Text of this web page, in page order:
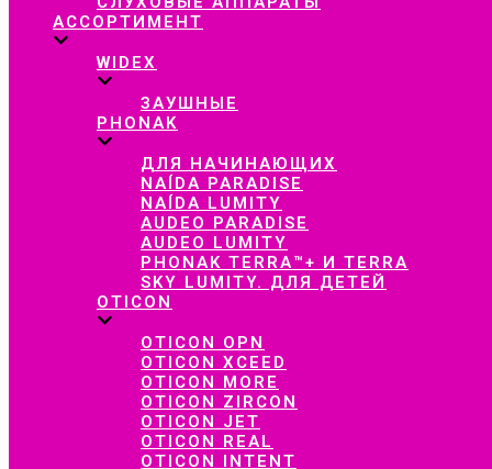
АССОРТИМЕНТ
WIDEX
ЗАУШНЫЕ
PHONAK
ДЛЯ НАЧИНАЮЩИХ
NAÍDA PARADISE
NAÍDA LUMITY
AUDEO PARADISE
AUDEO LUMITY
PHONAK TERRA™+ И TERRA
SKY LUMITY. ДЛЯ ДЕТЕЙ
OTICON
OTICON OPN
OTICON XCEED
OTICON MORE
OTICON ZIRCON
OTICON JET
OTICON REAL
OTICON INTENT